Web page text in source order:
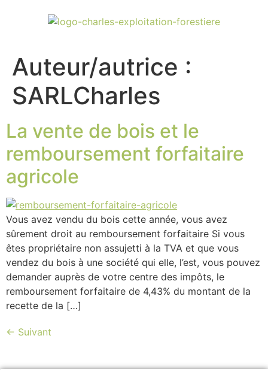
Auteur/autrice :
SARLCharles
La vente de bois et le
remboursement forfaitaire
agricole
Vous avez vendu du bois cette année, vous avez
sûrement droit au remboursement forfaitaire Si vous
êtes propriétaire non assujetti à la TVA et que vous
vendez du bois à une société qui elle, l’est, vous pouvez
demander auprès de votre centre des impôts, le
remboursement forfaitaire de 4,43% du montant de la
recette de la […]
← Suivant